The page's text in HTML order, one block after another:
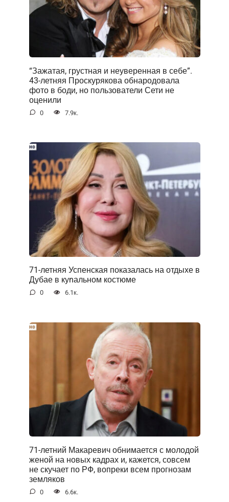
“Зажатая, грустная и неуверенная в себе”.
43-летняя Проскурякова обнародовала
фото в боди, но пользователи Сети не
оценили
0 7.9к.
71-летняя Успенская показалась на отдыхе в
Дубае в куnальном костюме
0 6.1к.
71-летний Макаревич обнимается с молодой
женой на новых кадрах и, кажется, совсем
не скучает по РФ, вопреки всем прогнозам
земляков
0 6.6к.